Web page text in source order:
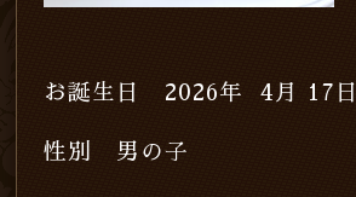
お誕生日 2026年 4月 17日
性別 男の子